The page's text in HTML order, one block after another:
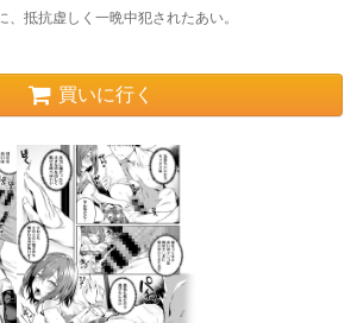
抵抗虚しく一晩中犯されたあい。
買いに行く